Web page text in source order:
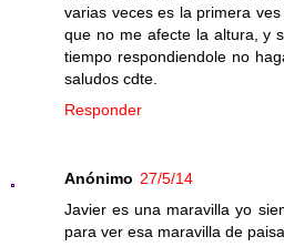
varias veces es la primera
que no me afecte la altura, y
tiempo respondiendole no
saludos cdte.
Responder
Anónimo 27/5/14
Javier es una maravilla yo
para ver esa maravilla de